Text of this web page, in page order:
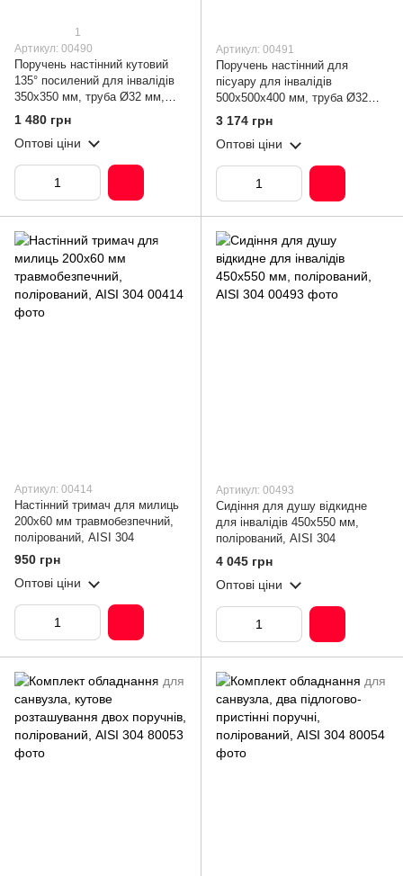
1
Артикул: 00490
Поручень настінний кутовий
135° посилений для інвалідів
350х350 мм, труба Ø32 мм,
полірований, AISI 304
1 480 грн
Оптові ціни
Артикул: 00491
Поручень настінний для
пісуару для інвалідів
500х500х400 мм, труба Ø32
мм, полірований, AISI 304
3 174 грн
Оптові ціни
Артикул: 00414
Настінний тримач для милиць
200х60 мм травмобезпечний,
полірований, AISI 304
950 грн
Оптові ціни
Артикул: 00493
Сидіння для душу відкидне
для інвалідів 450х550 мм,
полірований, AISI 304
4 045 грн
Оптові ціни